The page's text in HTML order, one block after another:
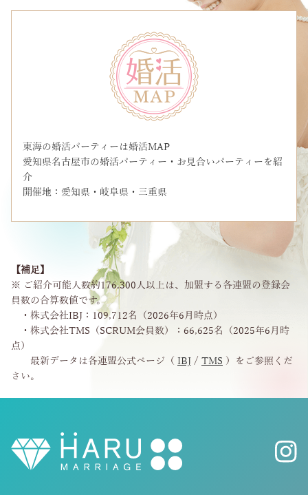
東海の婚活パーティーは婚活MAP
愛知県名古屋市の婚活パーティー・お見合いパーティーを紹
介
開催地：愛知県・岐阜県・三重県
【補足】
※ ご紹介可能人数約176,300人以上は、加盟する各連盟の登録会
員数の合算数値です。
・株式会社IBJ：109,712名（2026年6月時点）
・株式会社TMS（SCRUM会員数）：66,625名（2025年6月時
点）
最新データは各連盟公式ページ（ IBJ / TMS ）をご参照くだ
さい。